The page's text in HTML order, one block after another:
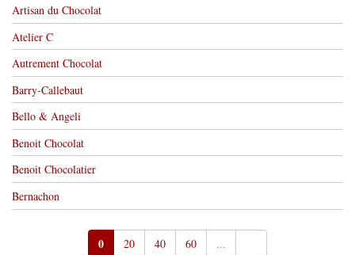
Artisan du Chocolat
Atelier C
Autrement Chocolat
Barry-Callebaut
Bello & Angeli
Benoit Chocolat
Benoit Chocolatier
Bernachon
0 20 40 60 ...